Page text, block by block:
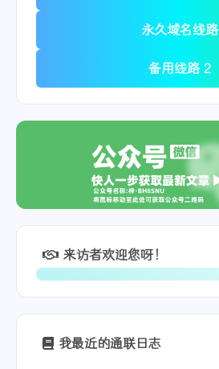
永久域名线路
备用线路 2
来访者欢迎您呀！
我最近的通联日志